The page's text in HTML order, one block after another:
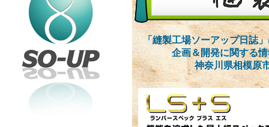
「縫製工場ソーアップ日誌
企画＆開発に関する
神奈川県相模原